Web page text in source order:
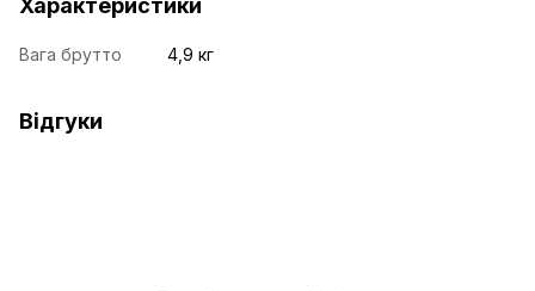
Характеристики
Вага брутто 4,9 кг
Відгуки